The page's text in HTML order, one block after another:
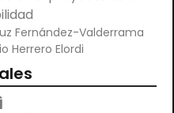
Fernández-Valderrama
Herrero Elordi